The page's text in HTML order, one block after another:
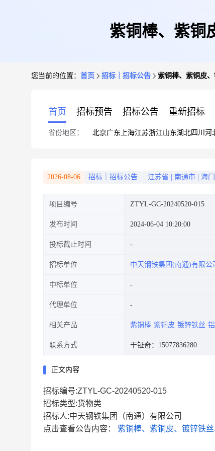
紫铜棒、紫铜
您当前的位置： 首页 招标｜招标公告 紫铜棒、紫铜皮
首页 招标预告 招标公告 重新招标
省份地区： 北京广东 上海江苏浙江山东湖北四川 河
2026-08-06 招标｜招标公告 江苏省 南通市 海
项目编号 ZTYL-GC-20240520-015
发布时间 2024-06-04 10:20:00
投标截止时间
招标单位 中天钢铁集团(南通)有限公
中标单位
代理单位
相关产品 紫铜棒 紫铜皮 镀锌铁丝
联系方式 干钲奇：15077836280
正文内容
招标编号:ZTYL-GC-20240520-015
招标类型:货物类
招标人:中天钢铁集团（南通）有限公司
点击查看公告内容： 紫铜棒、紫铜皮、镀锌铁